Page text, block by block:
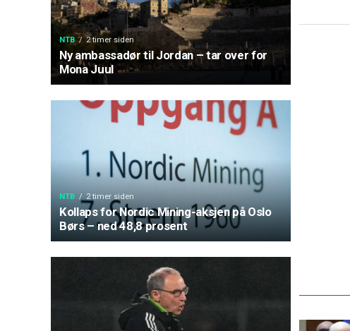
NTB 2 timer siden
Ny ambassadør til Jordan – tar over for
Mona Juul
NTB 2 timer siden
Kollaps for Nordic Mining-aksjen på Oslo
Børs – ned 48,8 prosent